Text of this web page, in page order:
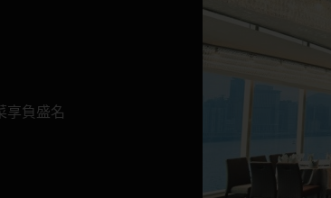
享負盛名